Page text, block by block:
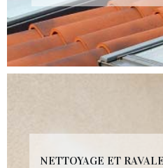
NETTOYAGE ET